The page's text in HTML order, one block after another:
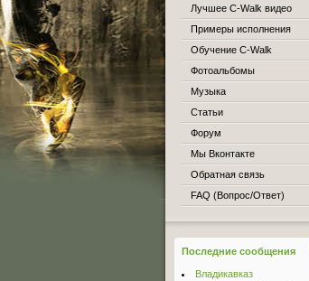
Лучшее C-Walk видео
Примеры исполнения
Обучение C-Walk
Фотоальбомы
Музыка
Статьи
Форум
Мы Вконтакте
Обратная связь
FAQ (Вопрос/Ответ)
Последние сообщения
Владикавказ